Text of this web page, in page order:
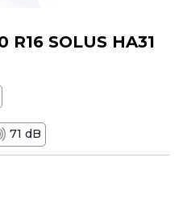
R16 SOLUS HA31
71 dB